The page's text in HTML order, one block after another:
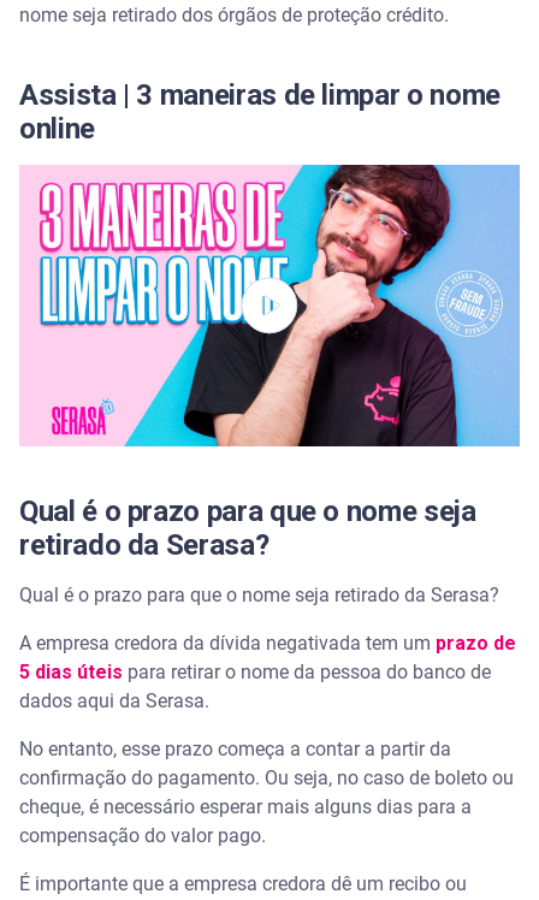
nome seja retirado dos órgãos de proteção crédito.
Assista | 3 maneiras de limpar o nome
online
Qual é o prazo para que o nome seja
retirado da Serasa?
Qual é o prazo para que o nome seja retirado da Serasa?
A empresa credora da dívida negativada tem um prazo de
5 dias úteis para retirar o nome da pessoa do banco de
dados aqui da Serasa.
No entanto, esse prazo começa a contar a partir da
confirmação do pagamento. Ou seja, no caso de boleto ou
cheque, é necessário esperar mais alguns dias para a
compensação do valor pago.
É importante que a empresa credora dê um recibo ou